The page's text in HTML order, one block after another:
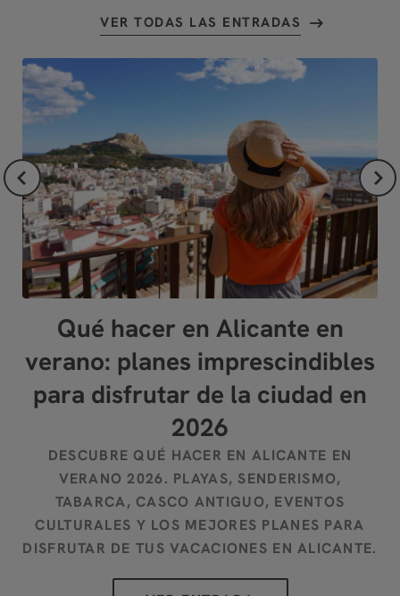
VER TODAS LAS ENTRADAS
Qué hacer en Alicante en
verano: planes imprescindibles
para disfrutar de la ciudad en
2026
DESCUBRE QUÉ HACER EN ALICANTE EN
VERANO 2026. PLAYAS, SENDERISMO,
TABARCA, CASCO ANTIGUO, EVENTOS
CULTURALES Y LOS MEJORES PLANES PARA
DISFRUTAR DE TUS VACACIONES EN ALICANTE.